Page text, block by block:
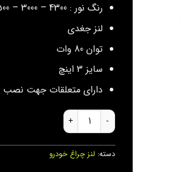
رنگ نور : 4300 – 3000 – 5500 کلوین
لنز جغدی
توان 80 وات
سایز 3 اینچ
دارای متعلقات جهت نصب
لنز پروژکتور 007 لنزو عدد
دسته: لنز چراغ خودرو